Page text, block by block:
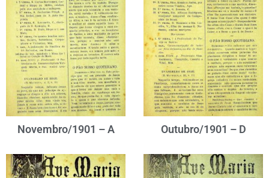
Novembro/1901 – A Outubro/1901 – D